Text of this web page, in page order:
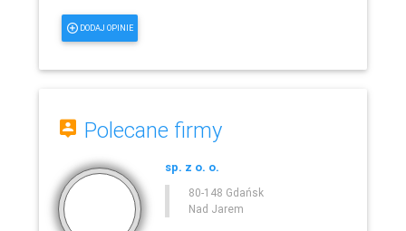
DODAJ OPINIE
Polecane firmy
sp. z o. o.
80-148 Gdańsk
Nad Jarem